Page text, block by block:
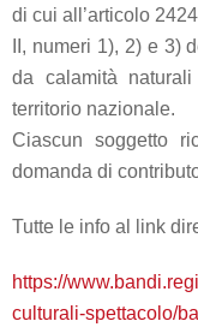
di cui all’articolo
II, numeri 1), 2) e 3)
da calamità
territorio nazionale.
Ciascun soggetto
domanda di
Tutte le info al link
https://
culturali-spettacolo/